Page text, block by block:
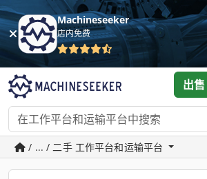
Machineseeker
店内免费
出售
/ ... / 二手 工作平台和运输平台